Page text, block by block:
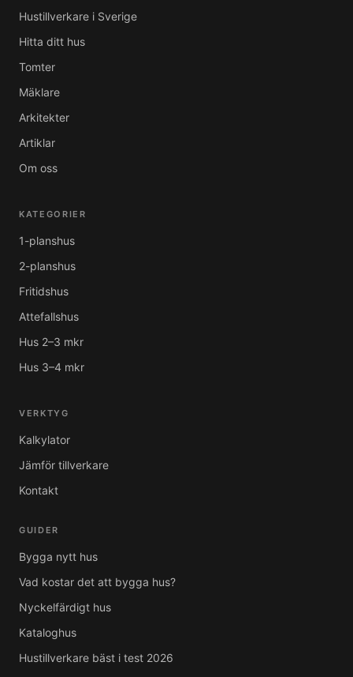
Hustillverkare i Sverige
Hitta ditt hus
Tomter
Mäklare
Arkitekter
Artiklar
Om oss
KATEGORIER
1-planshus
2-planshus
Fritidshus
Attefallshus
Hus 2–3 mkr
Hus 3–4 mkr
VERKTYG
Kalkylator
Jämför tillverkare
Kontakt
GUIDER
Bygga nytt hus
Vad kostar det att bygga hus?
Nyckelfärdigt hus
Kataloghus
Hustillverkare bäst i test 2026